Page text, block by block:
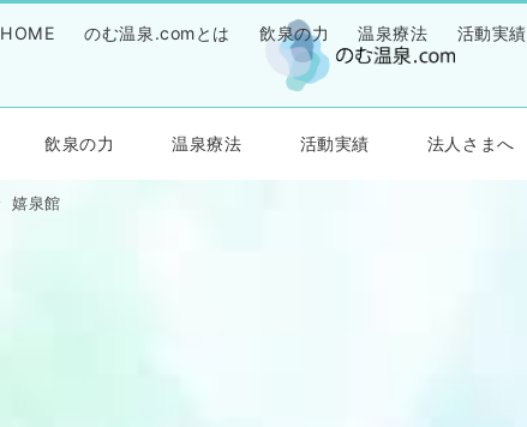
飲泉の力 温泉療法 活動実績 法人さまへ
HOME のむ温泉.comとは 飲泉の力 温泉療法 活動実績
嬉泉館